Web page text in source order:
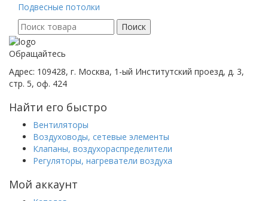
Подвесные потолки
Поиск
для:
Поиск
Обращайтесь
Адрес: 109428, г. Москва, 1-ый Институтский проезд, д. 3,
стр. 5, оф. 424
Найти его быстро
Вентиляторы
Воздуховоды, сетевые элементы
Клапаны, воздухораспределители
Регуляторы, нагреватели воздуха
Мой аккаунт